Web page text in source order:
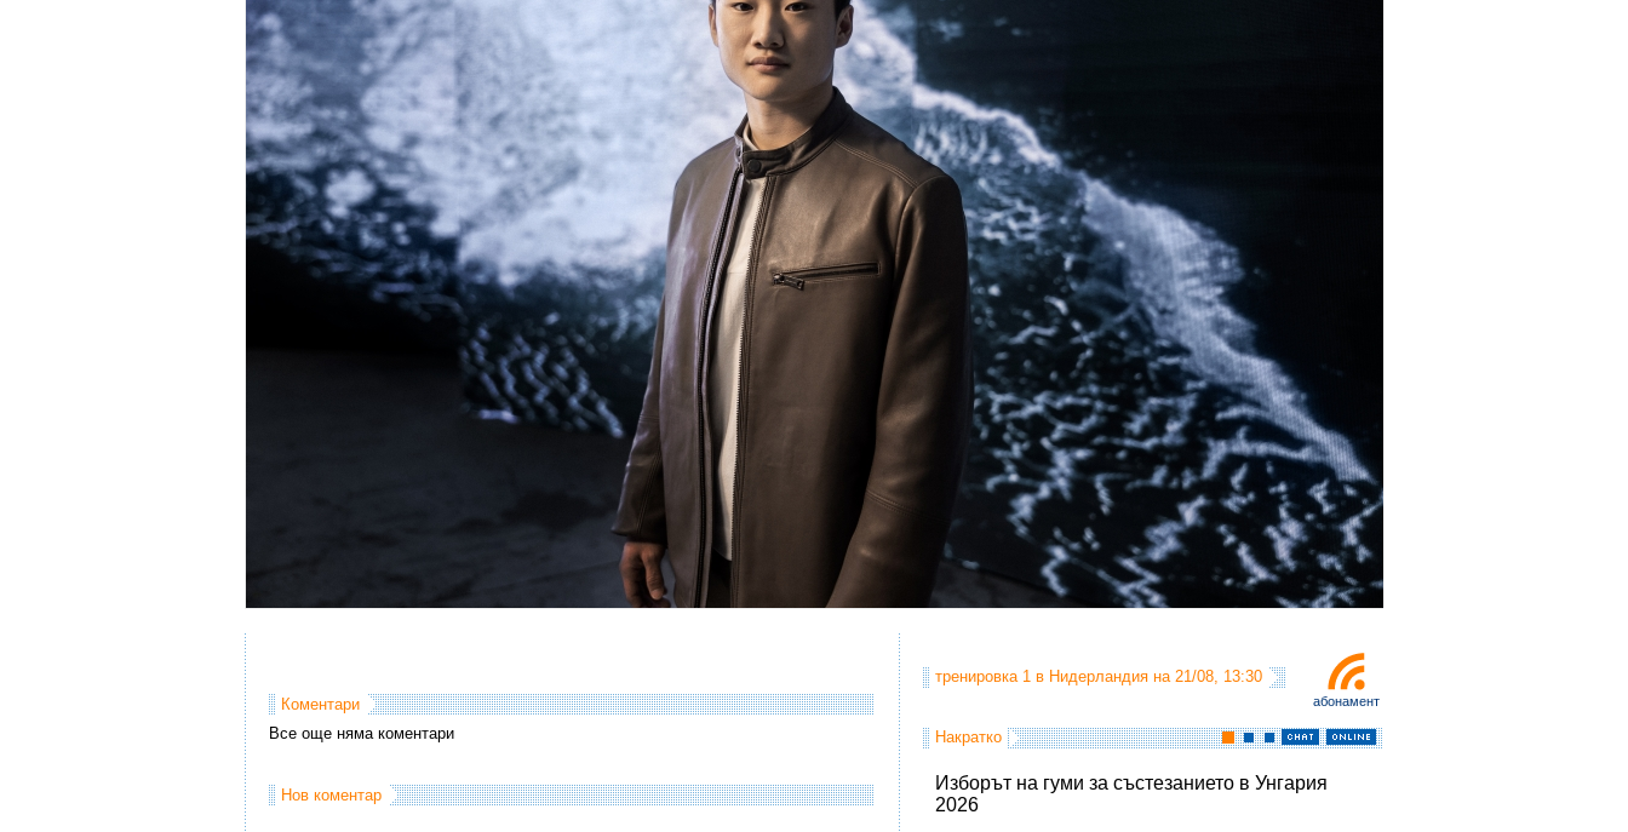
абонамент
тренировка 1 в Нидерландия на 21/08, 13:30
Накратко
Изборът на гуми за състезанието в Унгария
2026
Коментари
Все още няма коментари
Нов коментар